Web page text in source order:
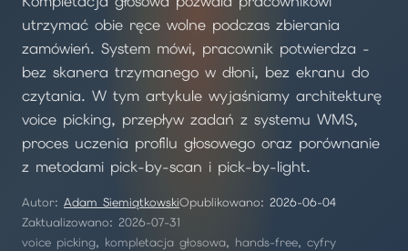
utrzymać obie ręce wolne podczas zbierania
zamówień. System mówi, pracownik potwierdza -
bez skanera trzymanego w dłoni, bez ekranu do
czytania. W tym artykule wyjaśniamy architekturę
voice picking, przepływ zadań z systemu WMS,
proces uczenia profilu głosowego oraz porównanie
z metodami pick-by-scan i pick-by-light.
Autor: Adam SiemiątkowskiOpublikowano: 2026-06-04
Zaktualizowano: 2026-07-31
voice picking, kompletacja głosowa, hands-free, cyfry